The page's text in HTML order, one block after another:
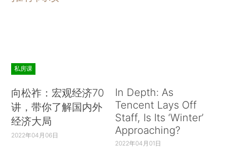
私房课
向松祚：宏观经济70
讲，带你了解国内外
经济大局
2022年04月06日
In Depth: As
Tencent Lays Off
Staff, Is Its ‘Winter’
Approaching?
2022年04月01日